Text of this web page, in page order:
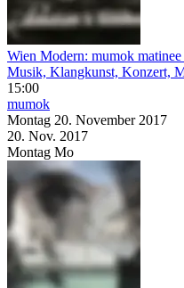
Wien Modern: mumok matinee
Musik, Klangkunst, Konzert,
15:00
mumok
Montag 20. November 2017
20. Nov. 2017
Montag Mo